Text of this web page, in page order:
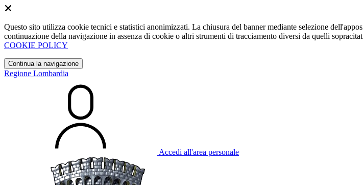
Questo sito utilizza cookie tecnici e statistici anonimizzati. La chiusura del banner mediante selezione
continuazione della navigazione in assenza di cookie o altri strumenti di tracciamento diversi da quelli
COOKIE POLICY
Continua la navigazione
Regione Lombardia
Accedi all'area personale